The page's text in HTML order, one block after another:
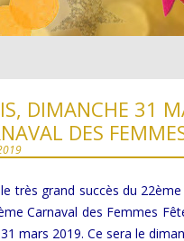
DES CARNAVALS
LETTRE DU MAIRE DU
CONFETTI EN 1902
LE CARNAVAL EN 1893
LE BŒUF VOLANT EN 1868
DIMANCHE 31
DES
très grand succès du
Carnaval des Femmes
mars 2019. Ce sera le